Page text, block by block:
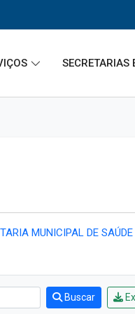
SECRETARIAS
MUNICIPAL DE
Buscar